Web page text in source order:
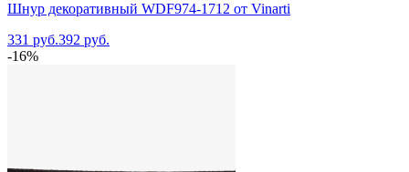
Шнур декоративный WDF974-1712 от Vinarti
331 руб.392 руб.
-16%